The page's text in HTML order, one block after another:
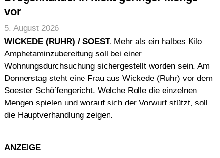
vor
5. August 2026
WICKEDE (RUHR) / SOEST. Mehr als ein halbes Kilo
Amphetaminzubereitung soll bei einer
Wohnungsdurchsuchung sichergestellt worden sein. Am
Donnerstag steht eine Frau aus Wickede (Ruhr) vor dem
Soester Schöffengericht. Welche Rolle die einzelnen
Mengen spielen und worauf sich der Vorwurf stützt, soll
die Hauptverhandlung zeigen.
ANZEIGE